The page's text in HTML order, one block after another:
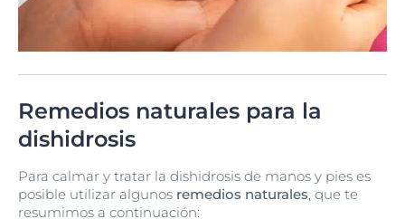
Remedios naturales para la
dishidrosis
Para calmar y tratar la dishidrosis de manos y pies es
posible utilizar algunos remedios naturales, que te
resumimos a continuación: